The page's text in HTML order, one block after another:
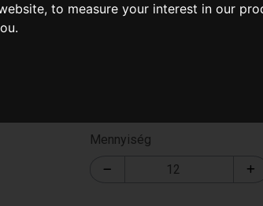
,to measure your interest in our
.
Mennyiség